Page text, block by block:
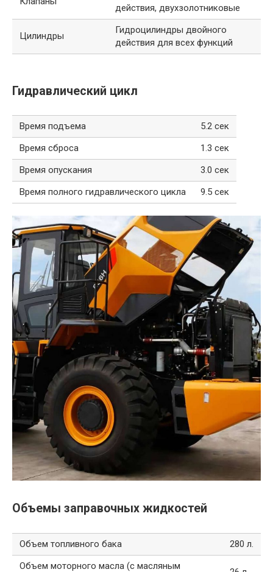
действия, двухзолотниковые
Цилиндры
Гидроцилиндры двойного
действия для всех функций
Гидравлический цикл
Время подъема
5.2 сек
Время сброса
1.3 сек
Время опускания
3.0 сек
Время полного гидравлического цикла
9.5 сек
Объемы заправочных жидкостей
Объем топливного бака
280 л.
Объем моторного масла (с масляным